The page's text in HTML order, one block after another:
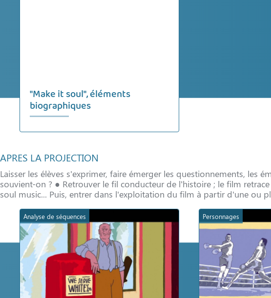
"Make it soul", éléments
biographiques
APRES LA PROJECTION
Laisser les élèves s'exprimer, faire émerger les questionnements, les
souvient-on ? ● Retrouver le fil conducteur de l’histoire ; le film
soul music... Puis, entrer dans l'exploitation du film à partir d'une ou
Analyse de séquences Personnages